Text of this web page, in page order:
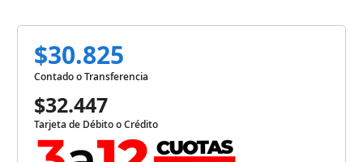
$30.825
Contado o Transferencia
$32.447
Tarjeta de Débito o Crédito